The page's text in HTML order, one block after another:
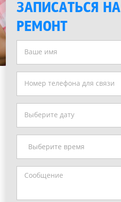
ЗАПИСАТЬСЯ НА
РЕМОНТ
Выберите время